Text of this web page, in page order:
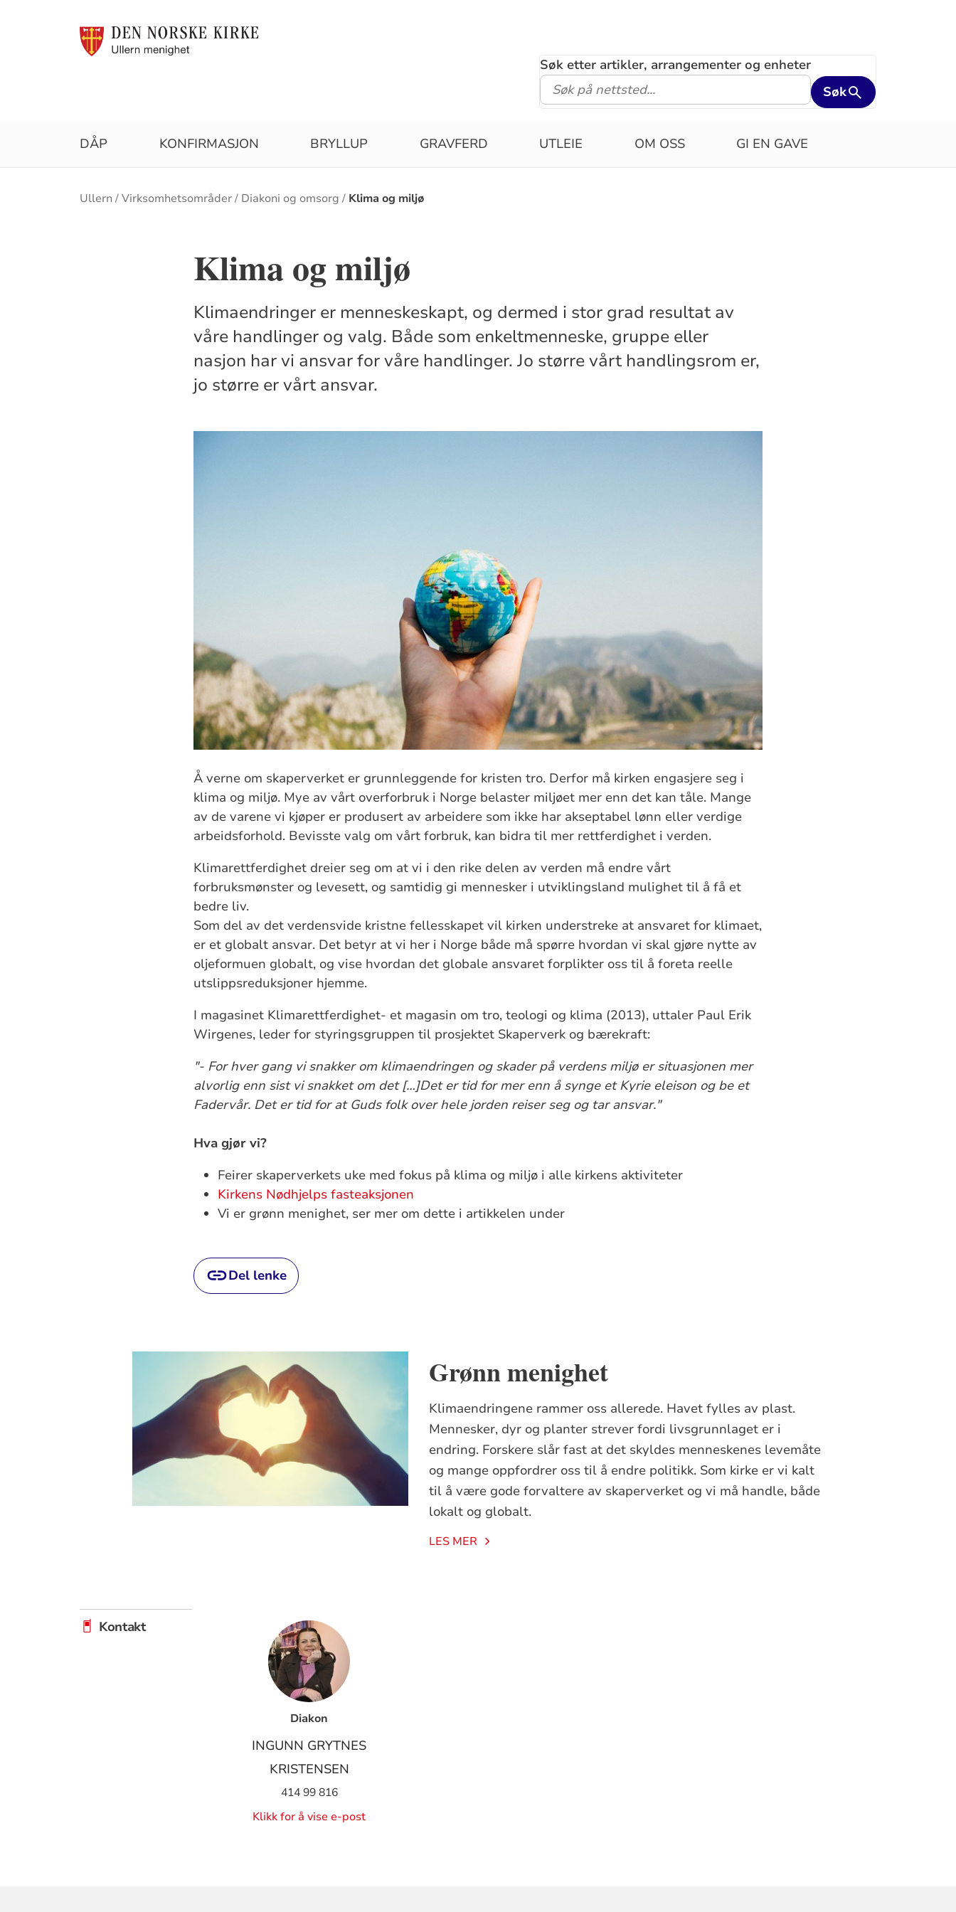
Søk etter artikler, arrangementer og enheter
Søk
DÅP KONFIRMASJON BRYLLUP GRAVFERD UTLEIE OM OSS GI EN GAVE
Brødsmulesti
Ullern Virksomhetsområder Diakoni og omsorg Klima og miljø
Klima og miljø
Klimaendringer er menneskeskapt, og dermed i stor grad resultat av
våre handlinger og valg. Både som enkeltmenneske, gruppe eller
nasjon har vi ansvar for våre handlinger. Jo større vårt handlingsrom er,
jo større er vårt ansvar.
Å verne om skaperverket er grunnleggende for kristen tro. Derfor må kirken engasjere seg i
klima og miljø. Mye av vårt overforbruk i Norge belaster miljøet mer enn det kan tåle. Mange
av de varene vi kjøper er produsert av arbeidere som ikke har akseptabel lønn eller verdige
arbeidsforhold. Bevisste valg om vårt forbruk, kan bidra til mer rettferdighet i verden.
Klimarettferdighet dreier seg om at vi i den rike delen av verden må endre vårt
forbruksmønster og levesett, og samtidig gi mennesker i utviklingsland mulighet til å få et
bedre liv.
Som del av det verdensvide kristne fellesskapet vil kirken understreke at ansvaret for klimaet,
er et globalt ansvar. Det betyr at vi her i Norge både må spørre hvordan vi skal gjøre nytte av
oljeformuen globalt, og vise hvordan det globale ansvaret forplikter oss til å foreta reelle
utslippsreduksjoner hjemme.
I magasinet Klimarettferdighet- et magasin om tro, teologi og klima (2013), uttaler Paul Erik
Wirgenes, leder for styringsgruppen til prosjektet Skaperverk og bærekraft:
"- For hver gang vi snakker om klimaendringen og skader på verdens miljø er situasjonen mer
alvorlig enn sist vi snakket om det […]Det er tid for mer enn å synge et Kyrie eleison og be et
Fadervår. Det er tid for at Guds folk over hele jorden reiser seg og tar ansvar."
Hva gjør vi?
Feirer skaperverkets uke med fokus på klima og miljø i alle kirkens aktiviteter
Kirkens Nødhjelps fasteaksjonen
Vi er grønn menighet, ser mer om dette i artikkelen under
Del lenke
Grønn menighet
Klimaendringene rammer oss allerede. Havet fylles av plast.
Mennesker, dyr og planter strever fordi livsgrunnlaget er i
endring. Forskere slår fast at det skyldes menneskenes levemåte
og mange oppfordrer oss til å endre politikk. Som kirke er vi kalt
til å være gode forvaltere av skaperverket og vi må handle, både
lokalt og globalt.
LES MER
Kontakt
Diakon
INGUNN GRYTNES
KRISTENSEN
414 99 816
Klikk for å vise e-post